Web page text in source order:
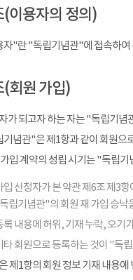
이용자의 정의)
자"란 "독립기념관"에 접속하여
회원 가입)
가 되고자 하는 자는 "독립기념
념관"은 제1항과 같이 회원으
입 계약의 성립 시기는 "독립
입 신청자가 본 약관 제6조 제3
립기념관"의 회원 재 가입 승낙
록 내용에 허위, 기재 누락, 오기
타 회원으로 등록하는 것이 "독
제1항의 회원 정보 기재 내용